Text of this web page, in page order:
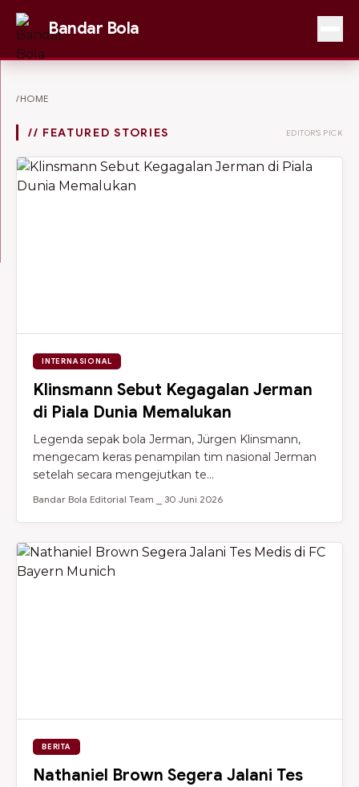
Bandar Bola
/HOME
// FEATURED STORIES EDITOR'S PICK
INTERNASIONAL
Klinsmann Sebut Kegagalan Jerman
di Piala Dunia Memalukan
Legenda sepak bola Jerman, Jürgen Klinsmann,
mengecam keras penampilan tim nasional Jerman
setelah secara mengejutkan te...
Bandar Bola Editorial Team ⎯ 30 Juni 2026
BERITA
Nathaniel Brown Segera Jalani Tes